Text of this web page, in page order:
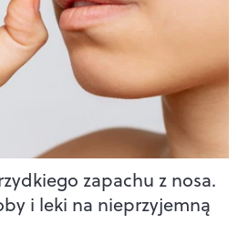
zapachu z nosa.
i leki na nieprzyjemną